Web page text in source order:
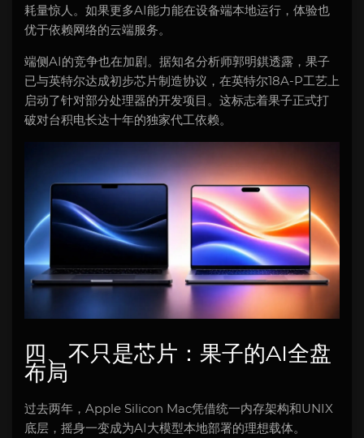
耗量惊人。如果更多AI能力能在设备端本地运行，体验也
优于依赖网络的云端服务。
端侧AI的竞争也在加剧。据知名分析师郭明錤透露，果子
已与英特尔达成初步芯片制造协议，在英特尔18A-P工艺上
启动了针对部分处理器的开发项目。这标志着果子正式打
破对台积电长达十年的独家代工依赖。
四、不只是芯片：果子的AI全盘
布局
过去两年，Apple Silicon Mac凭借统一内存架构和UNIX
底层，摇身一变成为AI大模型本地部署的理想载体。